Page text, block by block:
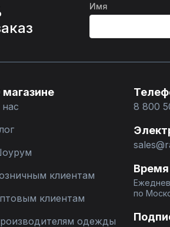
Имя
магазине
клиентам
клиентам
одежды
8 800
по